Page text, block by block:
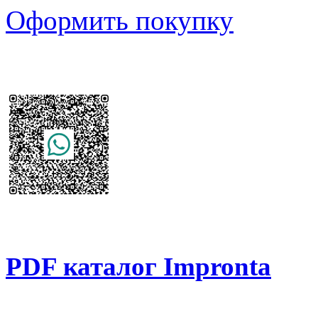
Оформить покупку
PDF каталог Impronta